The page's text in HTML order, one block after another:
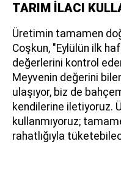
TARIM İLACI
Üretimin tamamen
Coşkun, "Eylülün ilk
değerlerini kontrol
Meyvenin değerini
ulaşıyor, biz de
kendilerine iletiyoruz.
kullanmıyoruz;
rahatlığıyla